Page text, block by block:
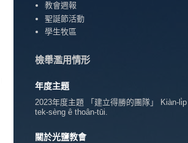
教會週報
聖誕節活動
學生牧區
檢舉濫用情形
年度主題
2023年度主題 「建立得勝的團隊」 Kiàn-li̍p
tek-sèng ê thoân-tūi.
關於光鹽教會